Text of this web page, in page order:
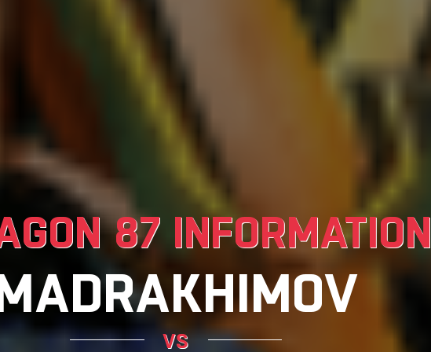
87 INFORMATION
vs